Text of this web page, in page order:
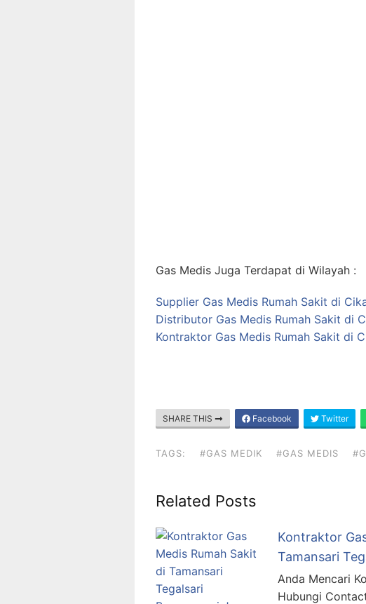
Gas Medis Juga Terdapat di Wilayah :
Supplier Gas Medis Rumah Sakit di
Distributor Gas Medis Rumah Sakit di
Kontraktor Gas Medis Rumah Sakit di
SHARE THIS Facebook Twitter
TAGS: #GAS MEDIK #GAS MEDIS
Related Posts
Kontraktor
Tamansari
Anda Mencari
Hubungi